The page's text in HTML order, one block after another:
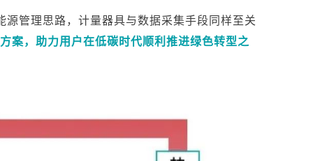
管理思路，计量器具与数据采集手段同样至关
案，助力用户在低碳时代顺利推进绿色转型之